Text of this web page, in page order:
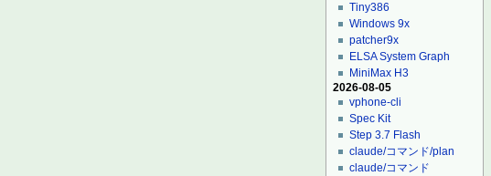
Tiny386
Windows 9x
patcher9x
ELSA System Graph
MiniMax H3
2026-08-05
vphone-cli
Spec Kit
Step 3.7 Flash
claude/コマンド/plan
claude/コマンド